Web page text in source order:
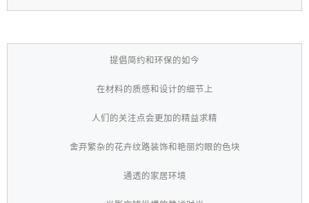
提倡简约和环保的如今
在材料的质感和设计的细节上
人们的关注点会更加的精益求精
舍弃繁杂的花卉纹路装饰和艳丽灼眼的色块
通透的家居环境